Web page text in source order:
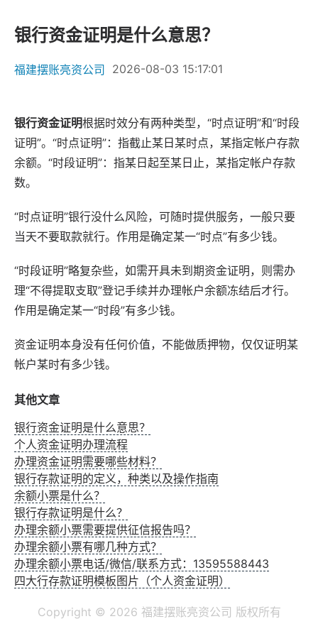
银行资金证明是什么意思？
福建摆账亮资公司 2026-08-03 15:17:01
银行资金证明根据时效分有两种类型，“时点证明”和“时段
证明”。“时点证明”：指截止某日某时点，某指定帐户存款
余额。“时段证明”：指某日起至某日止，某指定帐户存款
数。
“时点证明”银行没什么风险，可随时提供服务，一般只要
当天不要取款就行。作用是确定某一“时点”有多少钱。
“时段证明”略复杂些，如需开具未到期资金证明，则需办
理“不得提取支取”登记手续并办理帐户余额冻结后才行。
作用是确定某一“时段”有多少钱。
资金证明本身没有任何价值，不能做质押物，仅仅证明某
帐户某时有多少钱。
其他文章
银行资金证明是什么意思？
个人资金证明办理流程
办理资金证明需要哪些材料？
银行存款证明的定义，种类以及操作指南
余额小票是什么？
银行存款证明是什么？
办理余额小票需要提供征信报告吗？
办理余额小票有哪几种方式？
办理余额小票电话/微信/联系方式：13595588443
四大行存款证明模板图片（个人资金证明）
Copyright © 2026 福建摆账亮资公司 版权所有